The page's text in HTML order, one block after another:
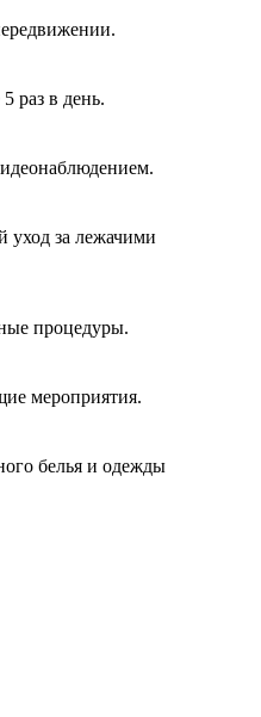
раз в день.
уход за лежачими
процедуры.
мероприятия.
белья и одежды